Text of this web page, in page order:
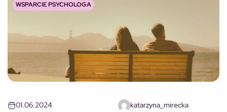
WSPARCIE PSYCHOLOGA
01.06.2024 katarzyna_mirecka